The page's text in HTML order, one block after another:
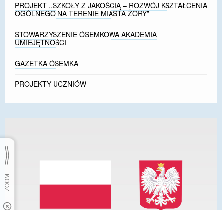
PROJEKT ,,SZKOŁY Z JAKOŚCIĄ – ROZWÓJ KSZTAŁCENIA
OGÓLNEGO NA TERENIE MIASTA ŻORY”
STOWARZYSZENIE ÓSEMKOWA AKADEMIA
UMIEJĘTNOŚCI
GAZETKA ÓSEMKA
PROJEKTY UCZNIÓW